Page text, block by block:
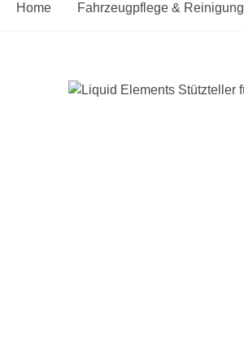
Home Fahrzeugpflege & Reinigung
Bildergalerie überspringen